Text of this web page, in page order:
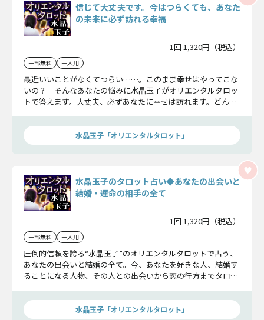
信じて大丈夫です。今はつらくても、あなた
の未来に必ず訪れる幸福
1回 1,320円（税込）
一部無料 一人用
最近いいことがなくてつらい……。このまま幸せはやってこな
いの？ そんなあなたの悩みに水晶玉子がオリエンタルタロッ
トで答えます。大丈夫、必ずあなたに幸せは訪れます。どんな
水晶玉子「オリエンタルタロット」
水晶玉子のタロット占い◆あなたの出会いと
結婚・運命の相手の全て
1回 1,320円（税込）
一部無料 一人用
圧倒的信頼を誇る“水晶玉子”のオリエンタルタロットで占う、
あなたの出会いと結婚の全て。今、あなたを好きな人、結婚す
ることになる人物、その人との出会いから恋の行方までタロッ
水晶玉子「オリエンタルタロット」